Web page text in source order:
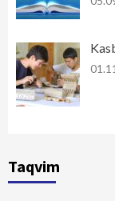
Taqvim